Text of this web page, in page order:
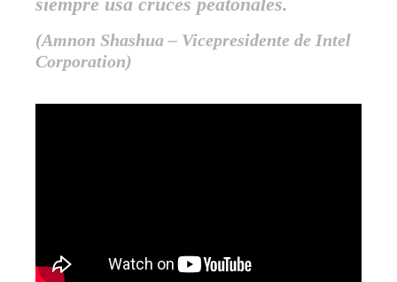
(Amnon Shashua – Vicepresidente de Intel
Corporation)